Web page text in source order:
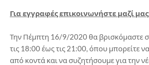
Για εγγραφές επικοινωνήστε μαζί
Την Πέμπτη 16/9/2020 θα βρισκόμαστε
τις 18:00 έως τις 21:00, όπου μπορείτε
από κοντά και να συζητήσουμε για την